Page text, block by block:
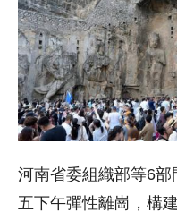
河南省委組織部等6部
五下午彈性離崗，構